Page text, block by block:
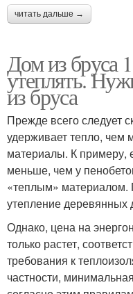
читать дальше →
Дом из бруса
утеплять.
из бруса
Прежде всего следует
удерживает тепло, чем
материалы. К примеру,
меньше, чем у
«теплым» материалом.
утепление деревянных
Однако, цена на
только растет,
требования к
частности,